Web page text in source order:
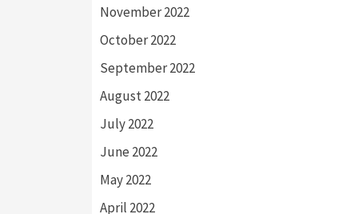
November 2022
October 2022
September 2022
August 2022
July 2022
June 2022
May 2022
April 2022